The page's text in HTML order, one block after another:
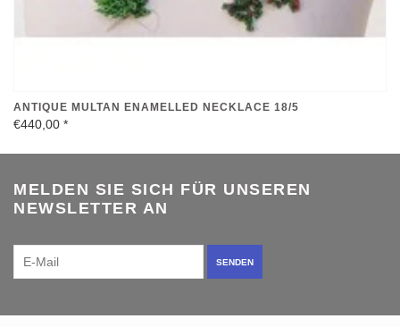
€440,00*
NEWSLETTER AN
KONTAKT PRODUKTE